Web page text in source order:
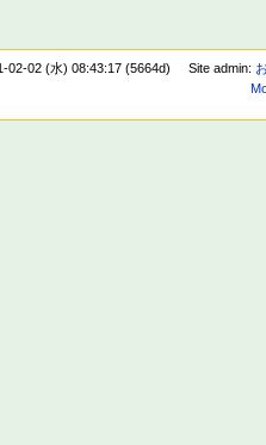
02-02 (水) 08:43:17 (5664d) Site admin: